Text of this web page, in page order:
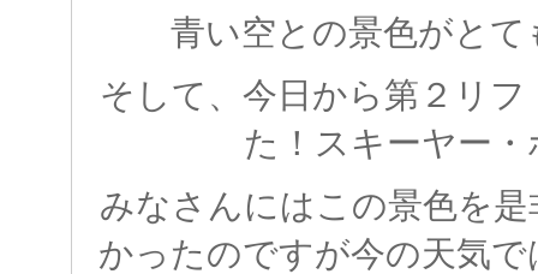
青い空との景色がと
そして、今日から第２リ
た！スキーヤー
みなさんにはこの景色を
かったのですが今の天気